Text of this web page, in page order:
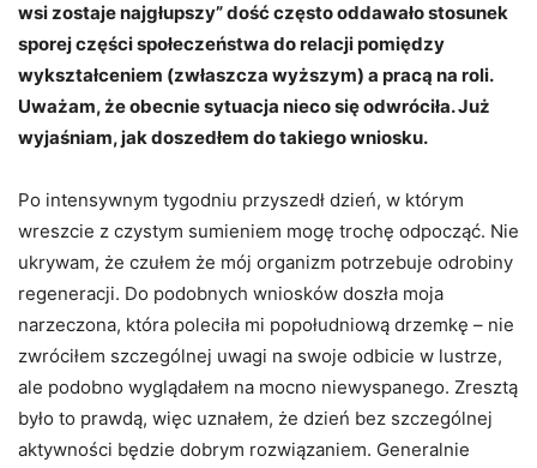
wsi zostaje najgłupszy” dość często oddawało stosunek
sporej części społeczeństwa do relacji pomiędzy
wykształceniem (zwłaszcza wyższym) a pracą na roli.
Uważam, że obecnie sytuacja nieco się odwróciła. Już
wyjaśniam, jak doszedłem do takiego wniosku.
Po intensywnym tygodniu przyszedł dzień, w którym
wreszcie z czystym sumieniem mogę trochę odpocząć. Nie
ukrywam, że czułem że mój organizm potrzebuje odrobiny
regeneracji. Do podobnych wniosków doszła moja
narzeczona, która poleciła mi popołudniową drzemkę – nie
zwróciłem szczególnej uwagi na swoje odbicie w lustrze,
ale podobno wyglądałem na mocno niewyspanego. Zresztą
było to prawdą, więc uznałem, że dzień bez szczególnej
aktywności będzie dobrym rozwiązaniem. Generalnie